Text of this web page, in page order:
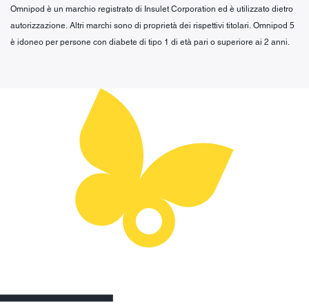
Omnipod è un marchio registrato di Insulet Corporation ed è utilizzato dietro
autorizzazione. Altri marchi sono di proprietà dei rispettivi titolari. Omnipod 5
è idoneo per persone con diabete di tipo 1 di età pari o superiore ai 2 anni.